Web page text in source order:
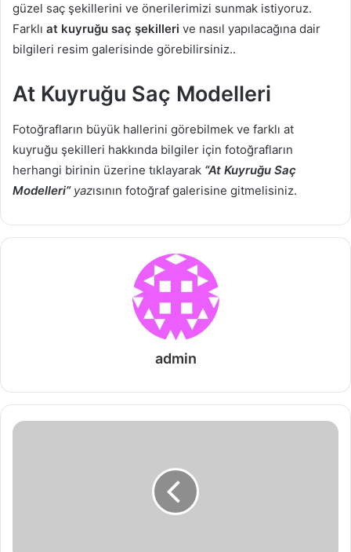
güzel saç şekillerini ve önerilerimizi sunmak istiyoruz.
Farklı at kuyruğu saç şekilleri ve nasıl yapılacağına dair
bilgileri resim galerisinde görebilirsiniz..
At Kuyruğu Saç Modelleri
Fotoğrafların büyük hallerini görebilmek ve farklı at
kuyruğu şekilleri hakkında bilgiler için fotoğrafların
herhangi birinin üzerine tıklayarak “At Kuyruğu Saç
Modelleri” yazısının fotoğraf galerisine gitmelisiniz.
admin